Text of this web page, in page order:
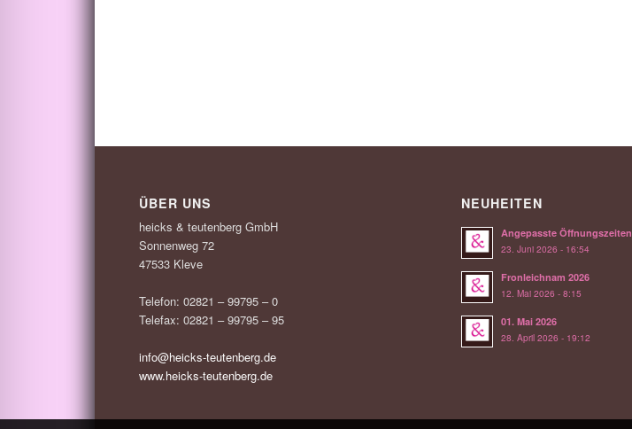
ÜBER UNS
heicks & teutenberg GmbH
Sonnenweg 72
47533 Kleve
Telefon: 02821 – 99795 – 0
Telefax: 02821 – 99795 – 95
info@heicks-teutenberg.de
www.heicks-teutenberg.de
NEUHEITEN
Angepasste Öffnungszeiten
23. Juni 2026 - 16:54
Fronleichnam 2026
12. Mai 2026 - 8:15
01. Mai 2026
28. April 2026 - 19:12